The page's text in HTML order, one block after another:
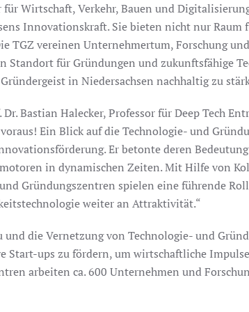
Wirtschaft, Verkehr, Bauen und
Innovationskraft. Sie bieten nicht nur
TGZ vereinen Unternehmertum, Forschung
Standort für Gründungen und zukunftsfähige
in Niedersachsen nachhaltig zu
Bastian Halecker, Professor für Deep Tech
Ein Blick auf die Technologie- und
Er betonte deren
in dynamischen Zeiten. Mit Hilfe von
Gründungszentren spielen eine führende
weiter an Attraktivität.“
die Vernetzung von Technologie- und
ups zu fördern, um wirtschaftliche
arbeiten ca. 600 Unternehmen und